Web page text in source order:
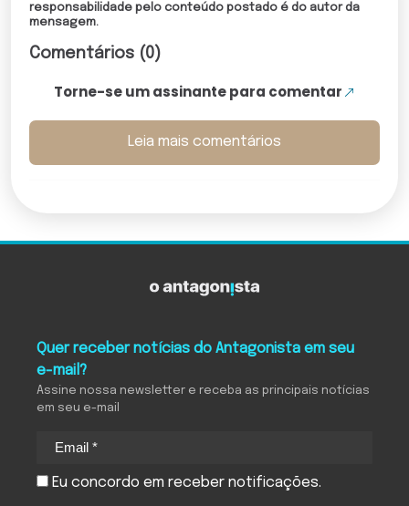
responsabilidade pelo conteúdo postado é do autor da
mensagem.
Comentários (0)
Torne-se um assinante para comentar
Leia mais comentários
Quer receber notícias do Antagonista em seu
e-mail?
Assine nossa newsletter e receba as principais notícias
em seu e-mail
Eu concordo em receber notificações.